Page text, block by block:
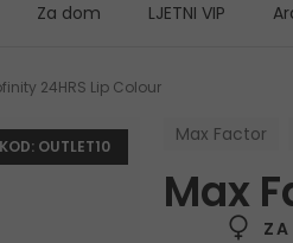
Za dom LJETNI VIP
24HRS Lip Colour
OUTLET10
Max Factor
Max
ZA